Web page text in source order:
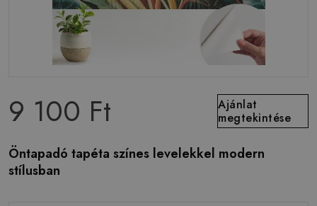
9 100 Ft
Ajánlat
megtekintése
Öntapadó tapéta színes levelekkel modern
stílusban